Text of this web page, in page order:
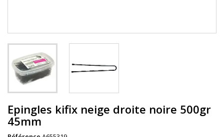
Epingles kifix neige droite noire 500gr
45mm